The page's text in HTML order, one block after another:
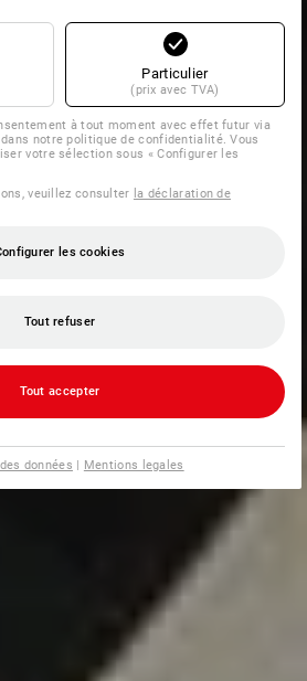
Particulier
(prix avec TVA)
à tout moment avec effet futur via
dans notre politique de confidentialité. Vous
votre sélection sous « Configurer les
veuillez consulter la déclaration de
les cookies
Tout refuser
Tout accepter
données | Mentions legales